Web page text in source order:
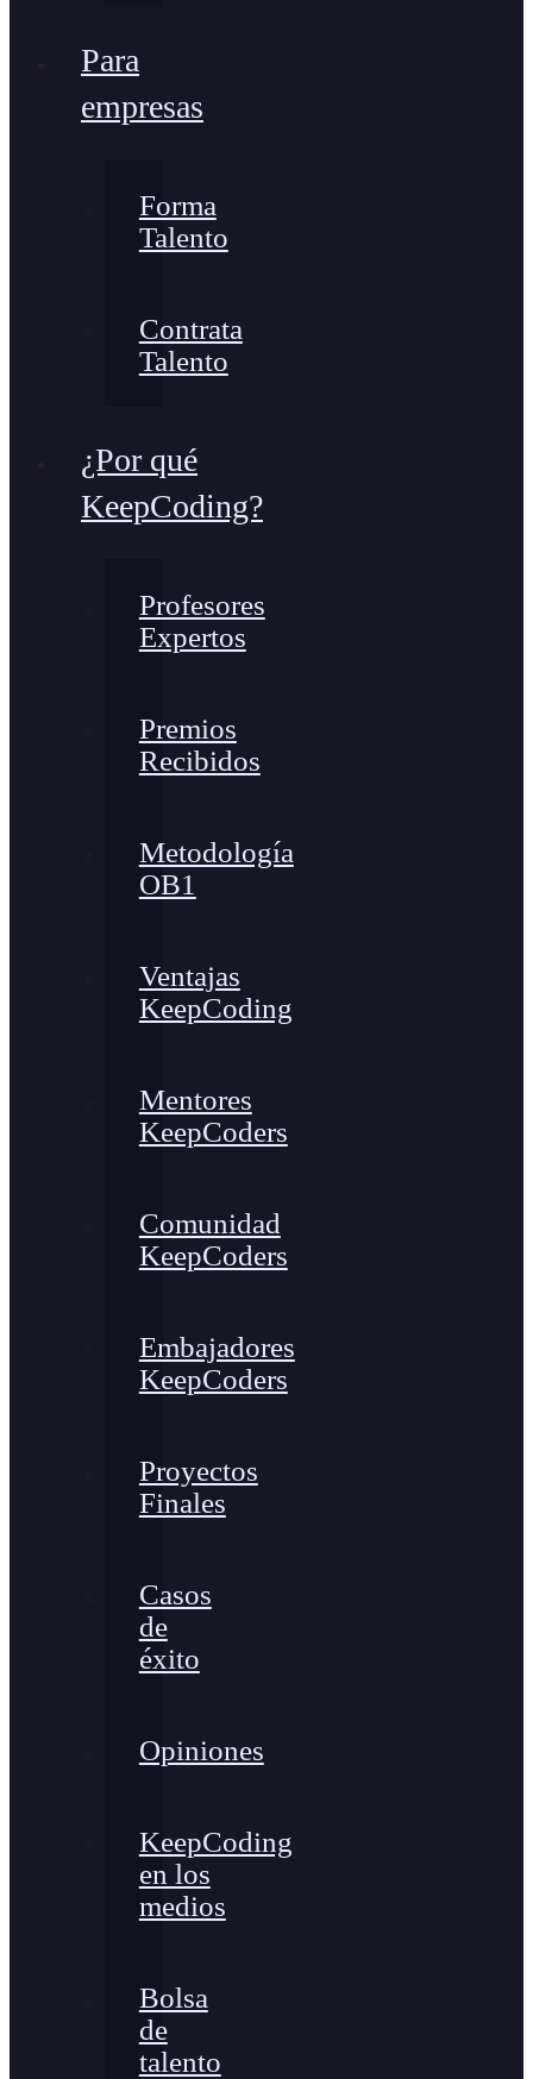
Para
empresas
Forma
Talento
Contrata
Talento
¿Por qué
KeepCoding?
Profesores
Expertos
Premios
Recibidos
Metodología
OB1
Ventajas
KeepCoding
Mentores
KeepCoders
Comunidad
KeepCoders
Embajadores
KeepCoders
Proyectos
Finales
Casos
de
éxito
Opiniones
KeepCoding
en los
medios
Bolsa
de
talento